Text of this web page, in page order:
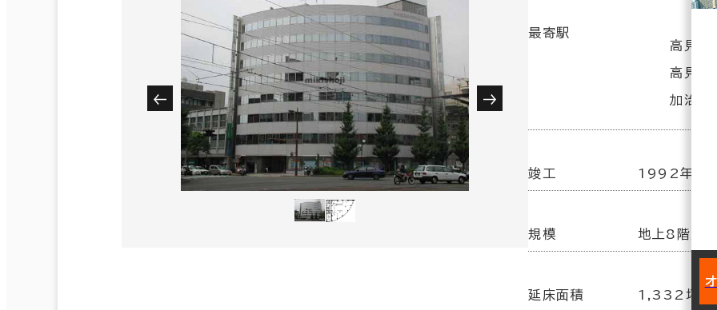
最寄駅
高見馬
高見馬
加治屋
竣工 1992年 3
規模 地上8階／
延床面積 1,332坪